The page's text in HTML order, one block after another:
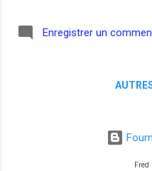
Enregistrer un